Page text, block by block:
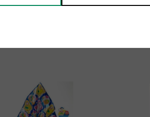
magro in polvere – Zucchero –